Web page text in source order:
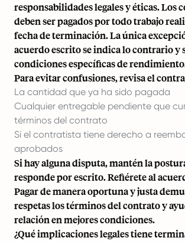
responsabilidades legales y éticas. Los
deben ser pagados por todo trabajo
fecha de terminación. La única
acuerdo escrito se indica lo contrario y
condiciones específicas de
Para evitar confusiones, revisa el
La cantidad que ya ha sido pagada
Cualquier entregable pendiente que
términos del contrato
Si el contratista tiene derecho a
aprobados
Si hay alguna disputa, mantén la
responde por escrito. Refiérete al
Pagar de manera oportuna y justa
respetas los términos del contrato y
relación en mejores condiciones.
¿Qué implicaciones legales tiene